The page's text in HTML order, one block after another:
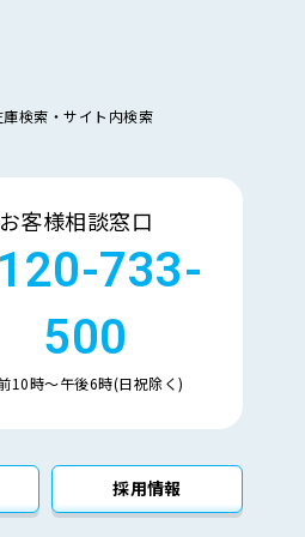
について本基本方針を
います。
庫検索・サイト内検索
客様相談窓口
733-
500
10時〜午後6時(日祝除く)
採用情報